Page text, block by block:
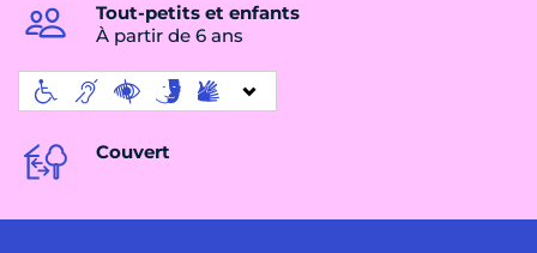
Tout-petits et enfants
À partir de 6 ans
Couvert